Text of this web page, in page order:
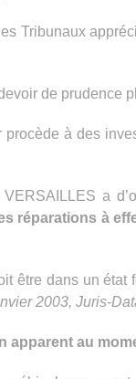
Tribunaux
de prudence
procède à des
a
réparations à
être dans un
2003, Juris-
apparent au